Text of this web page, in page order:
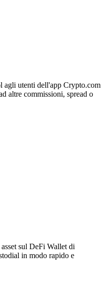
agli utenti dell'app Crypto.com
altre commissioni, spread o
sul DeFi Wallet di
in modo rapido e